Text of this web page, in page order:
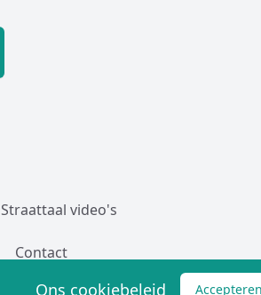
Straattaal video's
Contact
Accepteren
Ons cookiebeleid